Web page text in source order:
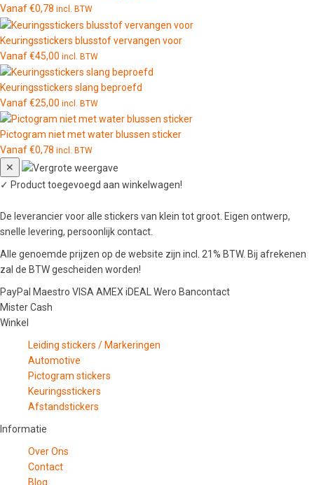
Vanaf€0,78 incl. BTW
Keuringsstickers blusstof vervangen voor
Vanaf€45,00 incl. BTW
Keuringsstickers slang beproefd
Vanaf€25,00 incl. BTW
Pictogram niet met water blussen sticker
Vanaf€0,78 incl. BTW
✕
✓ Product toegevoegd aan winkelwagen!
De leverancier voor alle stickers van klein tot groot. Eigen ontwerp,
snelle levering, persoonlijk contact.
Alle genoemde prijzen op de website zijn incl. 21% BTW. Bij afrekenen
zal de BTW gescheiden worden!
PayPal Maestro VISAAMEXiDEALWero Bancontact
Mister Cash
Winkel
Leiding stickers / Markeringen
Automotive
Pictogram stickers
Keuringsstickers
Afstandstickers
Informatie
Over Ons
Contact
Blog